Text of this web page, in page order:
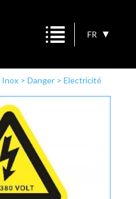
FR
Inox> Danger> Electricité